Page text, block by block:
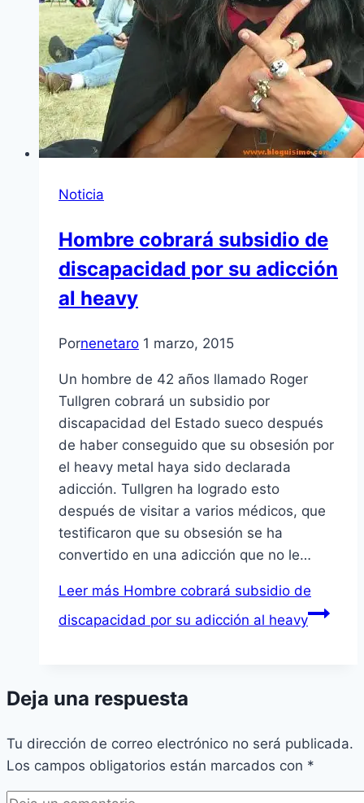
Noticia
Hombre cobrará subsidio de
discapacidad por su adicción
al heavy
Pornenetaro 1 marzo, 2015
Un hombre de 42 años llamado Roger
Tullgren cobrará un subsidio por
discapacidad del Estado sueco después
de haber conseguido que su obsesión por
el heavy metal haya sido declarada
adicción. Tullgren ha logrado esto
después de visitar a varios médicos, que
testificaron que su obsesión se ha
convertido en una adicción que no le…
Leer más Hombre cobrará subsidio de
discapacidad por su adicción al heavy
Deja una respuesta
Tu dirección de correo electrónico no será publicada.
Los campos obligatorios están marcados con *